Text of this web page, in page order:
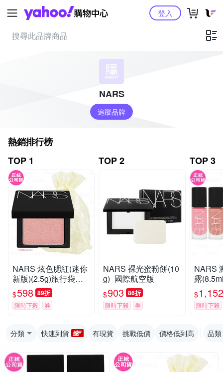
Yahoo購物中心登入
NARS
追蹤品牌
熱銷排行榜
TOP 1
NARS 炫色腮紅(迷你
新版)(2.5g)旅行袋組
(公司貨)
$598 89折
限時下殺 券
TOP 2
NARS 裸光蜜粉餅(10
g)_國際航空版
$903 86折
限時下殺 券
TOP 3
NARS
露
$1,152
限時下殺
分類 快速到貨 有現貨 挑戰低價 價格低到高 品類